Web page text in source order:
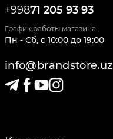
+99871 205 93 93
График работы магазина:
Пн - Сб, c 10:00 до 19:00
info@brandstore.uz